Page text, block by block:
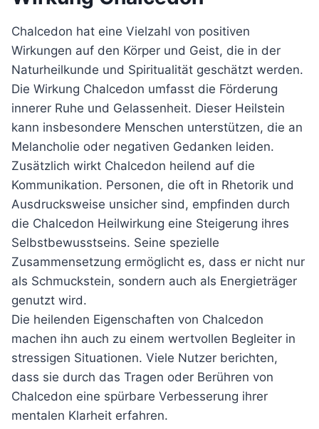
Chalcedon hat eine Vielzahl von positiven
Wirkungen auf den Körper und Geist, die in der
Naturheilkunde und Spiritualität geschätzt werden.
Die Wirkung Chalcedon umfasst die Förderung
innerer Ruhe und Gelassenheit. Dieser Heilstein
kann insbesondere Menschen unterstützen, die an
Melancholie oder negativen Gedanken leiden.
Zusätzlich wirkt Chalcedon heilend auf die
Kommunikation. Personen, die oft in Rhetorik und
Ausdrucksweise unsicher sind, empfinden durch
die Chalcedon Heilwirkung eine Steigerung ihres
Selbstbewusstseins. Seine spezielle
Zusammensetzung ermöglicht es, dass er nicht nur
als Schmuckstein, sondern auch als Energieträger
genutzt wird.
Die heilenden Eigenschaften von Chalcedon
machen ihn auch zu einem wertvollen Begleiter in
stressigen Situationen. Viele Nutzer berichten,
dass sie durch das Tragen oder Berühren von
Chalcedon eine spürbare Verbesserung ihrer
mentalen Klarheit erfahren.